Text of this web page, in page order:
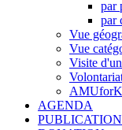
par
par
Vue
Vue
Visite
AGENDA